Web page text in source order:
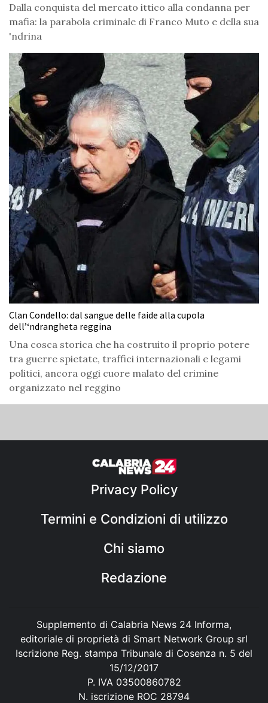
Dalla conquista del mercato ittico alla condanna per
mafia: la parabola criminale di Franco Muto e della sua
'ndrina
Clan Condello: dal sangue delle faide alla cupola
dell’‘ndrangheta reggina
Una cosca storica che ha costruito il proprio potere
tra guerre spietate, traffici internazionali e legami
politici, ancora oggi cuore malato del crimine
organizzato nel reggino
Privacy Policy
Termini e Condizioni di utilizzo
Chi siamo
Redazione
Supplemento di Calabria News 24 Informa,
editoriale di proprietà di Smart Network Group srl
Iscrizione Reg. stampa Tribunale di Cosenza n. 5 del
15/12/2017
P. IVA 03500860782
N. iscrizione ROC 28794